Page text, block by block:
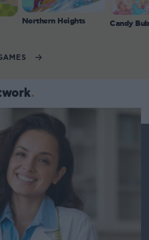
Northern Heights Candy